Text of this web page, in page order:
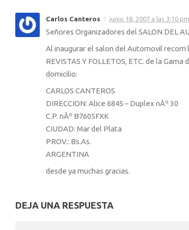
Carlos Canteros junio 18, 2007 a las 3:10 pm
Señores Organizadores del SALON DEL
Al inaugurar el salon del Automovil
REVISTAS Y FOLLETOS, ETC. de la
domicilio:
CARLOS CANTEROS
DIRECCION: Alice 6845 – Duplex nÂº 30
C.P. nÂº B7605FXK
CIUDAD: Mar del Plata
PROV.: Bs.As.
ARGENTINA
desde ya muchas gracias.
DEJA UNA RESPUESTA